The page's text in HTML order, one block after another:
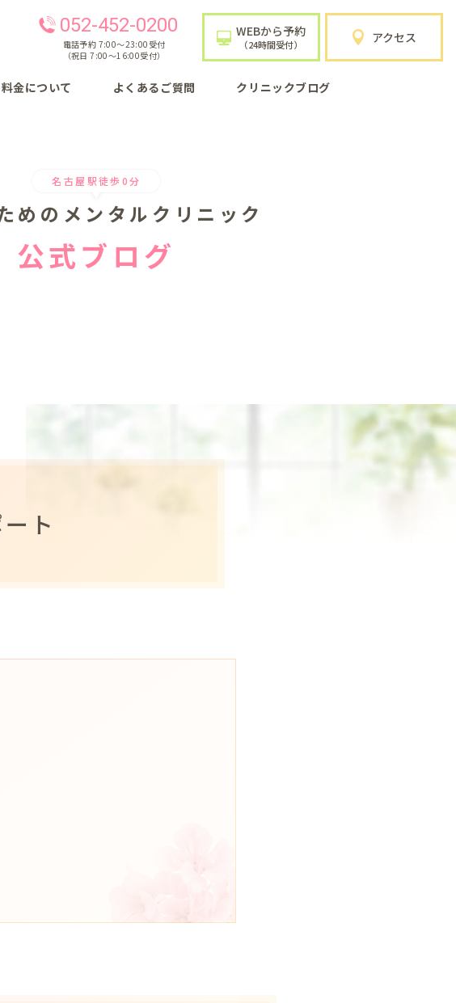
052-452-0200
電話予約 7:00〜23:00受付
（祝日 7:00〜16:00受付）
WEBから予約
（24時間受付） アクセス
料金について よくあるご質問 クリニックブログ
名古屋駅徒歩0分
めの メンタルクリニック
公式ブログ
ト